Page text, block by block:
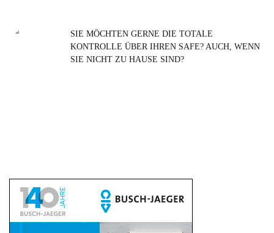
SIE MÖCHTEN GERNE DIE TOTALE
KONTROLLE ÜBER IHREN SAFE? AUCH, WENN
SIE NICHT ZU HAUSE SIND?